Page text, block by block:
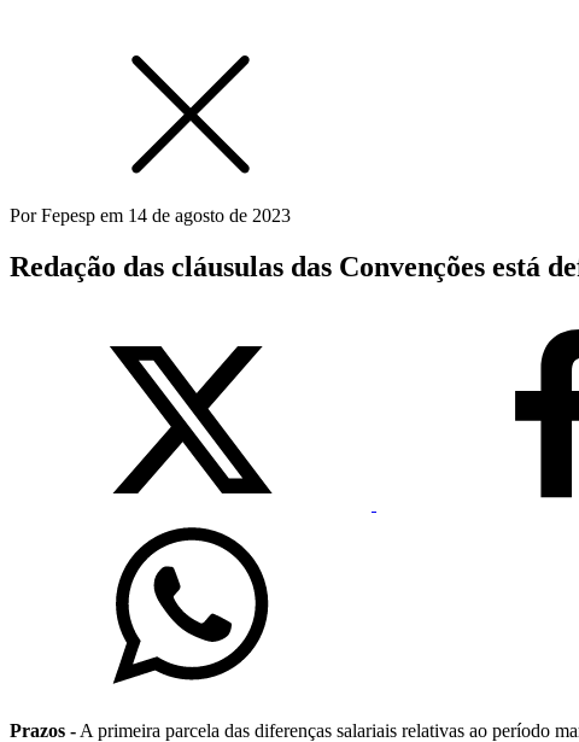
PorFepesp em 14 de agosto de 2023
Redação das cláusulas das Convenções está
Prazos - A primeira parcela das diferenças salariais relativas ao período